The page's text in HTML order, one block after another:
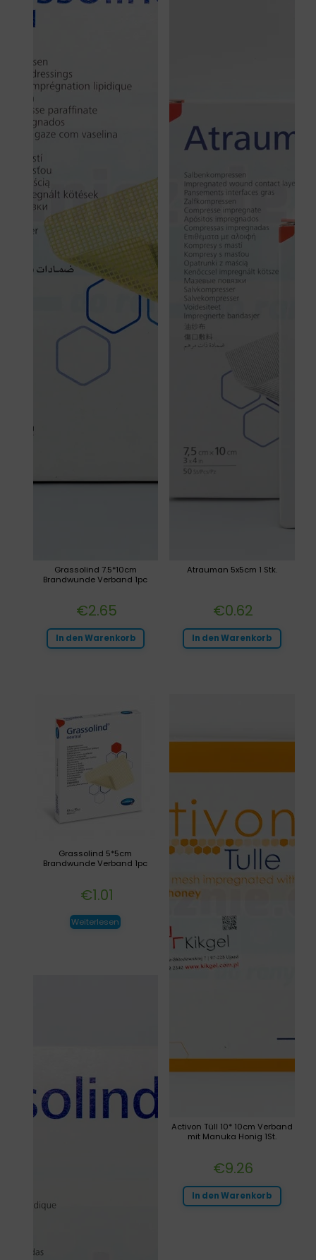
Atrauman 5x5cm 1 Stk.
€0.62
In den Warenkorb
Grassolind 7.5*10cm
Brandwunde Verband 1pc
€2.65
In den Warenkorb
Activon Tüll 10* 10cm Verband
mit Manuka Honig 1St.
€9.26
In den Warenkorb
Grassolind 5*5cm
Brandwunde Verband 1pc
€1.01
Weiterlesen